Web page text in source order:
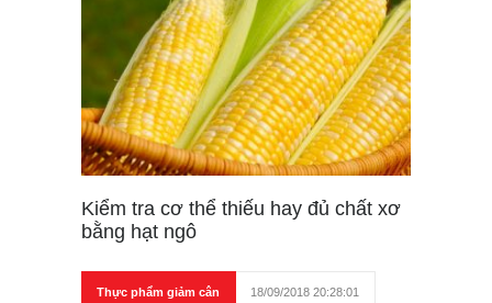
Kiểm tra cơ thể thiếu hay đủ chất xơ
bằng hạt ngô
Thực phẩm giảm cân 18/09/2018 20:28:01